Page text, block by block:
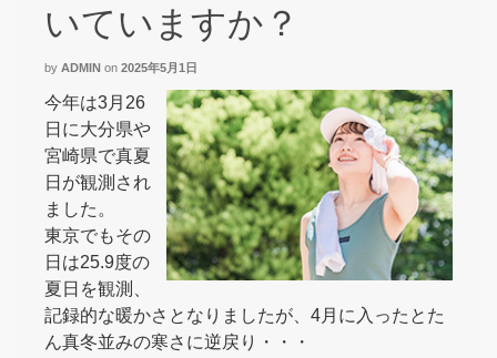
いていますか？
by ADMIN on 2025年5月1日
今年は3月26
日に大分県や
宮崎県で真夏
日が観測され
ました。
東京でもその
日は25.9度の
夏日を観測、
記録的な暖かさとなりましたが、4月に入ったとた
ん真冬並みの寒さに逆戻り・・・